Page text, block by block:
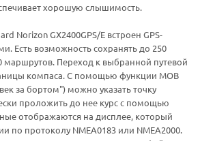
хорошую слышимость.
Norizon GX2400GPS/E встроен GPS-
Есть возможность сохранять до 250
маршрутов. Переход к выбранной путевой
компаса. C помощью функции MOB
за бортом") можно указать точку
проложить до нее курс с помощью
отображаются на дисплее, который
по протоколу NMEA0183 или NMEA2000.